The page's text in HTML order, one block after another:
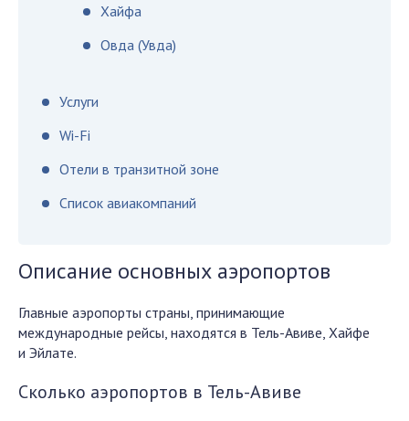
Хайфа
Овда (Увда)
Услуги
Wi-Fi
Отели в транзитной зоне
Список авиакомпаний
Описание основных аэропортов
Главные аэропорты страны, принимающие
международные рейсы, находятся в Тель-Авиве, Хайфе
и Эйлате.
Сколько аэропортов в Тель-Авиве